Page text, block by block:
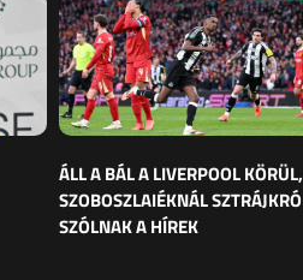
ÁLL A BÁL A LIVERPOOL KÖRÜL,
SZOBOSZLAIÉKNÁL
SZÓLNAK A HÍREK